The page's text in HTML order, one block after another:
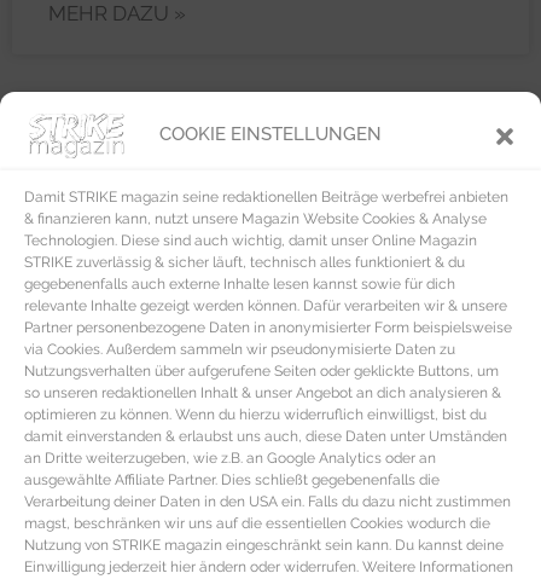
COOKIE EINSTELLUNGEN
Damit STRIKE magazin seine redaktionellen Beiträge werbefrei anbieten
& finanzieren kann, nutzt unsere Magazin Website Cookies & Analyse
Technologien. Diese sind auch wichtig, damit unser Online Magazin
STRIKE zuverlässig & sicher läuft, technisch alles funktioniert & du
gegebenenfalls auch externe Inhalte lesen kannst sowie für dich
relevante Inhalte gezeigt werden können. Dafür verarbeiten wir & unsere
Partner personenbezogene Daten in anonymisierter Form beispielsweise
via Cookies. Außerdem sammeln wir pseudonymisierte Daten zu
Nutzungsverhalten über aufgerufene Seiten oder geklickte Buttons, um
so unseren redaktionellen Inhalt & unser Angebot an dich analysieren &
optimieren zu können. Wenn du hierzu widerruflich einwilligst, bist du
damit einverstanden & erlaubst uns auch, diese Daten unter Umständen
an Dritte weiterzugeben, wie z.B. an Google Analytics oder an
ausgewählte Affiliate Partner. Dies schließt gegebenenfalls die
Verarbeitung deiner Daten in den USA ein. Falls du dazu nicht zustimmen
magst, beschränken wir uns auf die essentiellen Cookies wodurch die
Nutzung von STRIKE magazin eingeschränkt sein kann. Du kannst deine
Einwilligung jederzeit hier ändern oder widerrufen. Weitere Informationen
MEHR DAZU »